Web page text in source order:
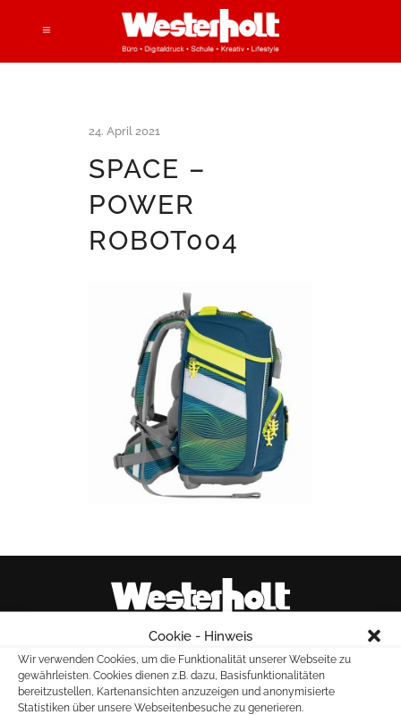
Cookie - Hinweis
Wir verwenden Cookies, um die Funktionalität unserer Webseite zu
gewährleisten. Cookies dienen z.B. dazu, Basisfunktionalitäten
bereitzustellen, Kartenansichten anzuzeigen und anonymisierte
Statistiken über unsere Webseitenbesuche zu generieren.
24. April 2021
SPACE –
POWER
ROBOT004
Marktallee 20
48165 Münster